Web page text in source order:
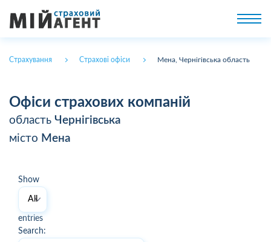
Страхування Страхові офіси Мена, Чернігівська область
Офіси страхових компаній
область Чернігівська
місто Мена
Show
entries
Search: